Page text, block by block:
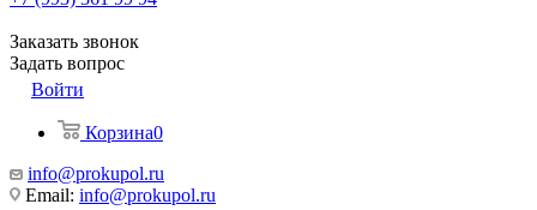
Заказать звонок
Задать вопрос
Войти
Корзина0
info@prokupol.ru
Email: info@prokupol.ru